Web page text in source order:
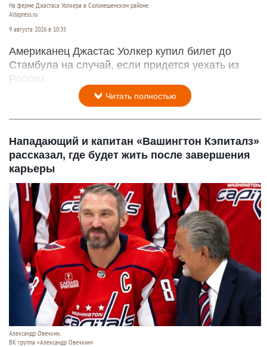
На ферме Джастаса Уолкера в Солонешенском районе.
Altapress.ru
9 августа 2026 в 10:35
Американец Джастас Уолкер купил билет до
Стамбула на случай, если придется уехать из
России.
Читать полностью
Нападающий и капитан «Вашингтон Кэпиталз»
рассказал, где будет жить после завершения
карьеры
Александр Овечкин.
ВК группа «Александр Овечкин»